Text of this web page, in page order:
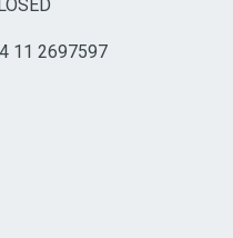
11 2697597